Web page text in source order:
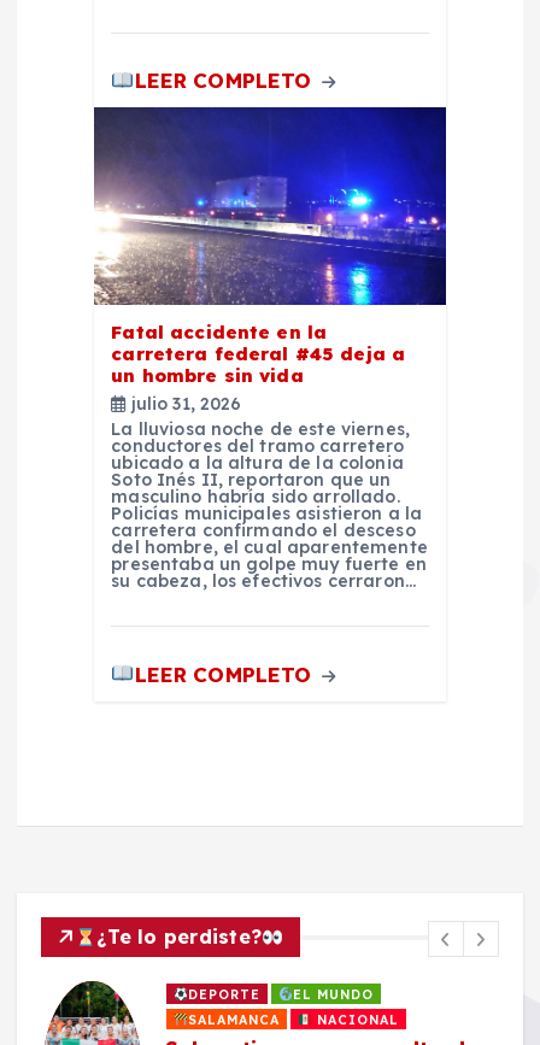
LEER COMPLETO
Fatal accidente en la
carretera federal #45 deja a
un hombre sin vida
julio 31, 2026
La lluviosa noche de este viernes,
conductores del tramo carretero
ubicado a la altura de la colonia
Soto Inés II, reportaron que un
masculino habría sido arrollado.
Policías municipales asistieron a la
carretera confirmando el desceso
del hombre, el cual aparentemente
presentaba un golpe muy fuerte en
su cabeza, los efectivos cerraron…
LEER COMPLETO
¿Te lo perdiste?
DEPORTE
EL MUNDO
SALAMANCA
NACIONAL